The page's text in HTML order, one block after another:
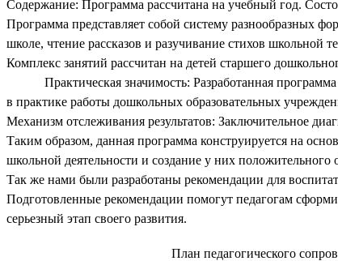
Содержание: Программа рассчитана на учебный год.
Программа представляет собой систему разнообразных
школе, чтение рассказов и разучивание стихов
Комплекс занятий рассчитан на детей старшего
Практическая значимость: Разработанная
в практике работы дошкольных образовательных
Механизм отслеживания результатов: Заключительное
Таким образом, данная программа конструируется на
школьной деятельности и создание у них положительного
Так же нами были разработаны рекомендации для
Подготовленные рекомендации помогут педагогам
серьезный этап своего развития.
План педагогического